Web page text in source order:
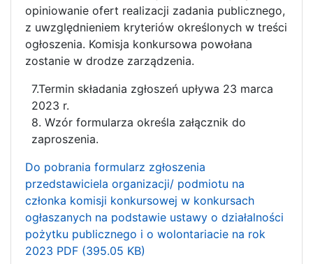
opiniowanie ofert realizacji zadania publicznego,
z uwzględnieniem kryteriów określonych w treści
ogłoszenia. Komisja konkursowa powołana
zostanie w drodze zarządzenia.
7.Termin składania zgłoszeń upływa 23 marca
2023 r.
8. Wzór formularza określa załącznik do
zaproszenia.
Do pobrania formularz zgłoszenia
przedstawiciela organizacji/ podmiotu na
członka komisji konkursowej w konkursach
ogłaszanych na podstawie ustawy o działalności
pożytku publicznego i o wolontariacie na rok
2023 PDF (395.05 KB)